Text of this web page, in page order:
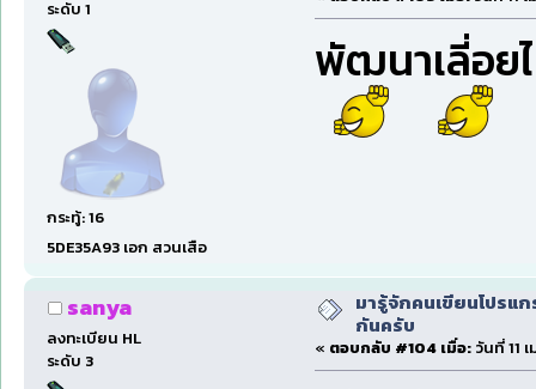
ระดับ 1
กระทู้: 16
5DE35A93 เอก สวนเสือ
พัฒนาเลี่อย
sanya
ลงทะเบียน HL
ระดับ 3
มารู้จักคนเขียนโปรแก
กันครับ
« ตอบกลับ #104 เมื่อ: วันที่ 11